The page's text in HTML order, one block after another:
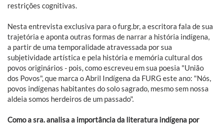
restrições cognitivas.
Nesta entrevista exclusiva para o furg.br, a escritora fala de sua
trajetória e aponta outras formas de narrar a história indígena,
a partir de uma temporalidade atravessada por sua
subjetividade artística e pela história e memória cultural dos
povos originários - pois, como escreveu em sua poesia "União
dos Povos", que marca o Abril Indígena da FURG este ano: "Nós,
povos indígenas habitantes do solo sagrado, mesmo sem nossa
aldeia somos herdeiros de um passado".
Como a sra. analisa a importância da literatura indígena por